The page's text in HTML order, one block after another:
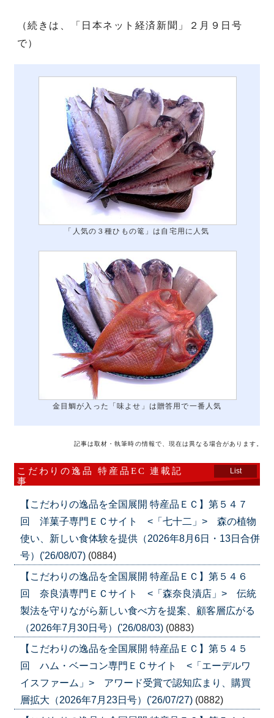
（続きは、「日本ネット経済新聞」２月９日号
で）
「人気の３種ひもの篭」は自宅用に人気
金目鯛が入った「味よせ」は贈答用で一番人気
記事は取材・執筆時の情報で、現在は異なる場合があります。
こだわりの逸品 特産品EC 連載記
事
List
【こだわりの逸品を全国展開 特産品ＥＣ】第５４７
回 洋菓子専門ＥＣサイト <「七十二」> 森の植物
使い、新しい食体験を提供（2026年8月6日・13日合併
号）('26/08/07) (0884)
【こだわりの逸品を全国展開 特産品ＥＣ】第５４６
回 奈良漬専門ＥＣサイト <「森奈良漬店」> 伝統
製法を守りながら新しい食べ方を提案、顧客層広がる
（2026年7月30日号）('26/08/03) (0883)
【こだわりの逸品を全国展開 特産品ＥＣ】第５４５
回 ハム・ベーコン専門ＥＣサイト <「エーデルワ
イスファーム」> アワード受賞で認知広まり、購買
層拡大（2026年7月23日号）('26/07/27) (0882)